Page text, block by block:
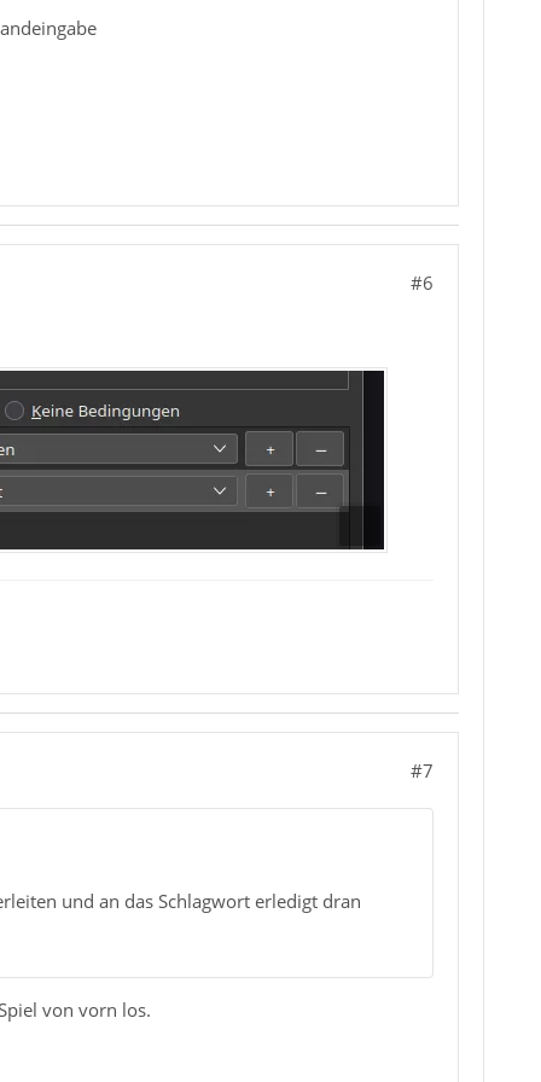
#6
#7
und an das Schlagwort erledigt dran
von vorn los.